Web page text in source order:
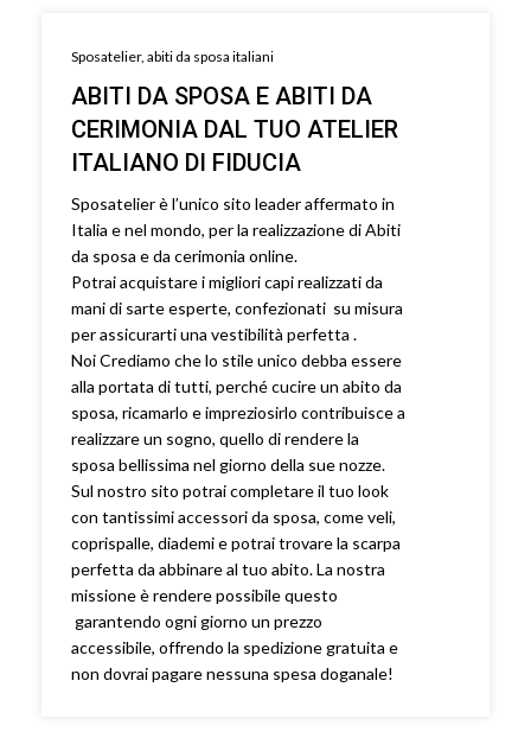
Sposatelier, abiti da sposa italiani
ABITI DA SPOSA E ABITI DA
CERIMONIA DAL TUO ATELIER
ITALIANO DI FIDUCIA
Sposatelier è l’unico sito leader affermato in
Italia e nel mondo, per la realizzazione di Abiti
da sposa e da cerimonia online.
Potrai acquistare i migliori capi realizzati da
mani di sarte esperte, confezionati su misura
per assicurarti una vestibilità perfetta .
Noi Crediamo che lo stile unico debba essere
alla portata di tutti, perché cucire un abito da
sposa, ricamarlo e impreziosirlo contribuisce a
realizzare un sogno, quello di rendere la
sposa bellissima nel giorno della sue nozze.
Sul nostro sito potrai completare il tuo look
con tantissimi accessori da sposa, come veli,
coprispalle, diademi e potrai trovare la scarpa
perfetta da abbinare al tuo abito. La nostra
missione è rendere possibile questo
garantendo ogni giorno un prezzo
accessibile, offrendo la spedizione gratuita e
non dovrai pagare nessuna spesa doganale!